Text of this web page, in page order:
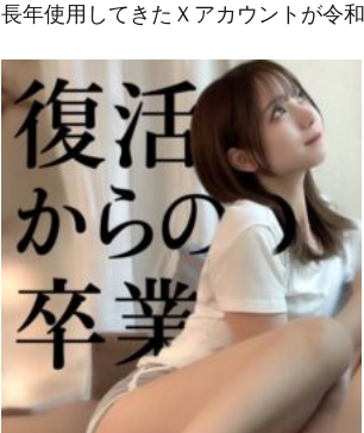
長年使用してきたＸアカウントが令